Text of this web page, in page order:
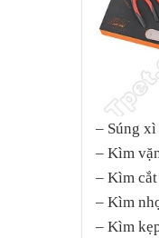
– Súng
– Kìm
– Kìm cắt
– Kìm
– Kìm